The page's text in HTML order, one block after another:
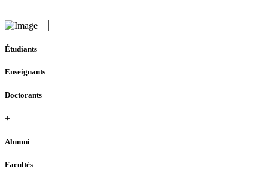
Étudiants
Enseignants
Doctorants
+
Alumni
Facultés